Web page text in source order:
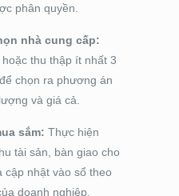
phân quyền.
nhà cung cấp:
thu thập ít nhất 3
chọn ra phương án
và giá cả.
sắm: Thực hiện
tài sản, bàn giao cho
cập nhật vào sổ theo
doanh nghiệp.